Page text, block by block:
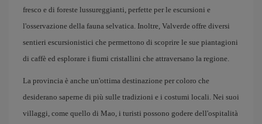
fresco e di foreste lussureggianti, perfette per le escursioni e
l'osservazione della fauna selvatica. Inoltre, Valverde offre diversi
sentieri escursionistici che permettono di scoprire le sue piantagioni
di caffè ed esplorare i fiumi cristallini che attraversano la regione.
La provincia è anche un'ottima destinazione per coloro che
desiderano saperne di più sulle tradizioni e i costumi locali. Nei suoi
villaggi, come quello di Mao, i turisti possono godere dell'ospitalità